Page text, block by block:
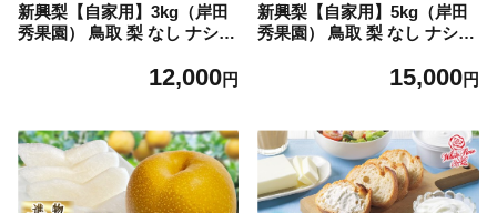
新興梨【自家用】3kg（岸田
秀果園） 鳥取 梨 なし ナシ
12,000円
新興梨【自家用】5kg（岸田
秀果園） 鳥取 梨 なし ナシ
15,000円